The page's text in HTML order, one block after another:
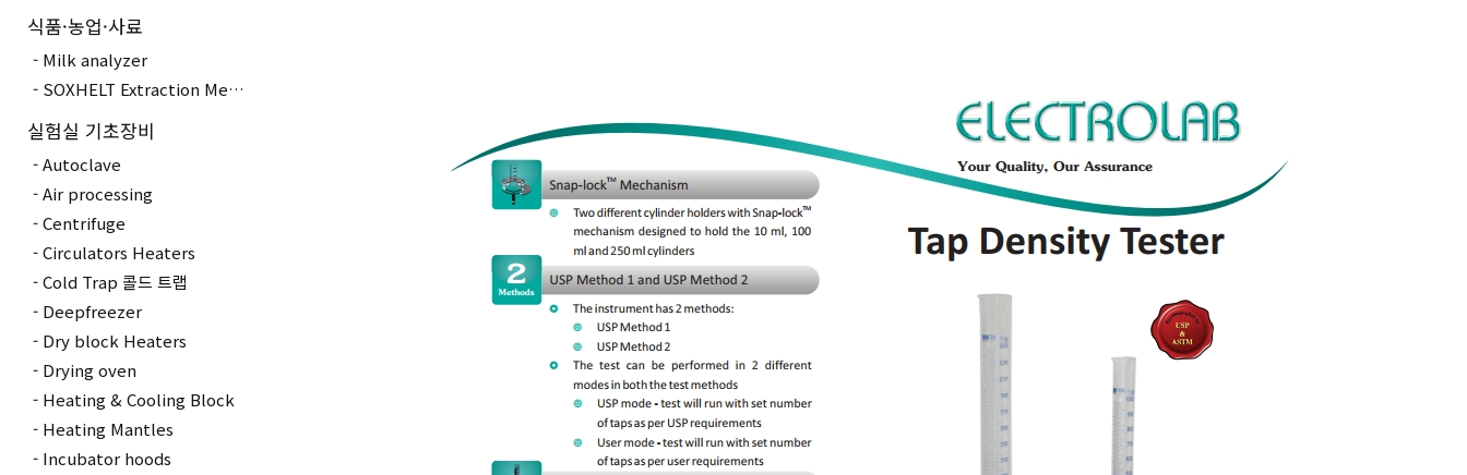
식품·농업·사료
Milk analyzer
SOXHELT Extraction Method
실험실 기초장비
Autoclave
Air processing
Centrifuge
Circulators Heaters
Cold Trap 콜드 트랩
Deepfreezer
Dry block Heaters
Drying oven
Heating & Cooling Block
Heating Mantles
Incubator hoods